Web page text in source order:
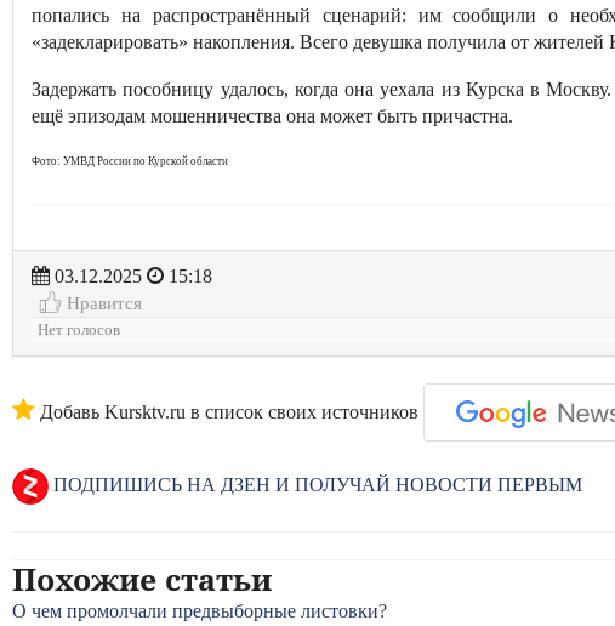
попались на распространённый сценарий: им сообщили о
«задекларировать» накопления. Всего девушка получила от
Задержать пособницу удалось, когда она уехала из Курска в
ещё эпизодам мошенничества она может быть причастна.
Фото: УМВД России по Курской области
03.12.2025
15:18
Нравится
Нет голосов
Добавь Kursktv.ru в список своих источников
ПОДПИШИСЬ НА ДЗЕН И ПОЛУЧАЙ НОВОСТИ ПЕРВЫМ
Похожие статьи
О чем промолчали предвыборные листовки?